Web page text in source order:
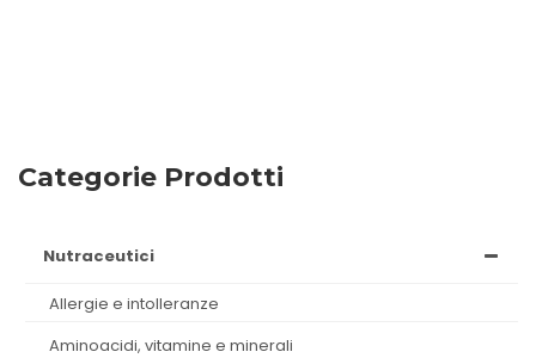
Categorie Prodotti
nutraceutici
allergie e intolleranze
aminoacidi, vitamine e minerali